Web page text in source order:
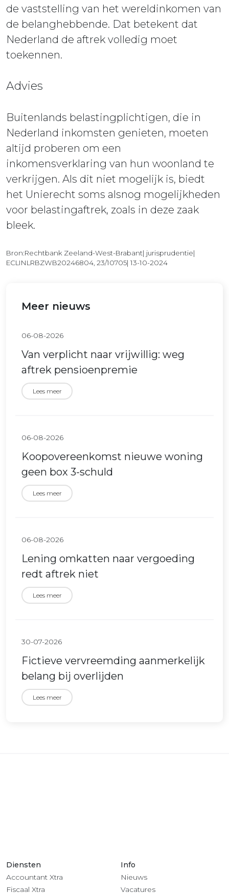
de vaststelling van het wereldinkomen van
de belanghebbende. Dat betekent dat
Nederland de aftrek volledig moet
toekennen.
Advies
Buitenlands belastingplichtigen, die in
Nederland inkomsten genieten, moeten
altijd proberen om een
inkomensverklaring van hun woonland te
verkrijgen. Als dit niet mogelijk is, biedt
het Unierecht soms alsnog mogelijkheden
voor belastingaftrek, zoals in deze zaak
bleek.
Bron:Rechtbank Zeeland-West-Brabant| jurisprudentie|
ECLINLRBZWB20246804, 23/10705| 13-10-2024
Meer nieuws
06-08-2026
Van verplicht naar vrijwillig: weg
aftrek pensioenpremie
Lees meer
06-08-2026
Koopovereenkomst nieuwe woning
geen box 3-schuld
Lees meer
06-08-2026
Lening omkatten naar vergoeding
redt aftrek niet
Lees meer
30-07-2026
Fictieve vervreemding aanmerkelijk
belang bij overlijden
Lees meer
Diensten
Accountant Xtra
Fiscaal Xtra
Info
Nieuws
Vacatures